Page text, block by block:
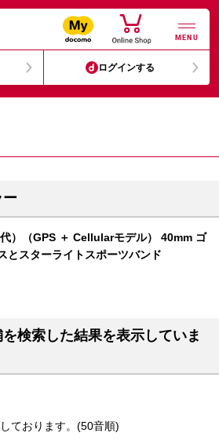
MENU
ログインする
ー
）（GPS ＋ Cellularモデル） 40mm ゴ
とスターライトスポーツバンド
検索した結果を表示していま
ております。(50音順)